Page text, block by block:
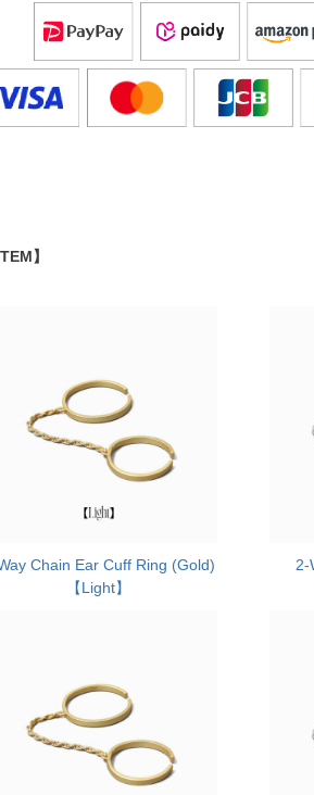
】
Chain Ear Cuff Ring (Gold)
【Light】
2-